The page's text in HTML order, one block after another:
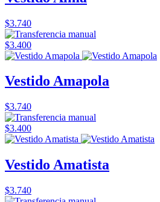
$3.740
$3.400
Vestido Amapola
$3.740
$3.400
Vestido Amatista
$3.740